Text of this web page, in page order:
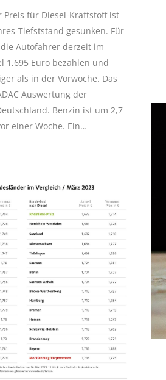
Preis für Diesel-Kraftstoff ist
Tiefststand gesunken. Für
Autofahrer derzeit im
1,695 Euro bezahlen und
als in der Vorwoche. Das
Auswertung der
Benzin ist um 2,7
einer Woche. Ein…